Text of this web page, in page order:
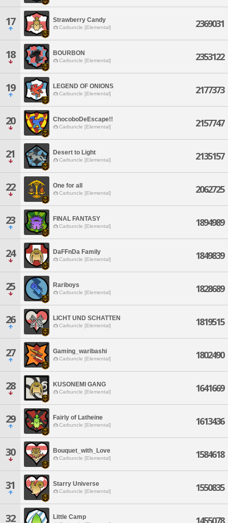
17 Strawberry Candy
Carbuncle [Elemental] 2369031
18 BOURBON
Carbuncle [Elemental] 2353122
19 LEGEND OF ONIONS
Carbuncle [Elemental] 2177373
20 ChocoboDeEscape!!
Carbuncle [Elemental] 2157747
21 Desert to Light
Carbuncle [Elemental] 2135157
22 One for all
Carbuncle [Elemental] 2062725
23 FINAL FANTASY
Carbuncle [Elemental] 1894989
24 DaFFnDa Family
Carbuncle [Elemental] 1849839
25 Rariboys
Carbuncle [Elemental] 1828689
26 LICHT UND SCHATTEN
Carbuncle [Elemental] 1819515
27 Gaming_waribashi
Carbuncle [Elemental] 1802490
28 KUSONEMI GANG
Carbuncle [Elemental] 1641669
29 Fairly of Latheine
Carbuncle [Elemental] 1613436
30 Bouquet_with_Love
Carbuncle [Elemental] 1584618
31 Starry Universe
Carbuncle [Elemental] 1550835
32 Little Camp 1455078